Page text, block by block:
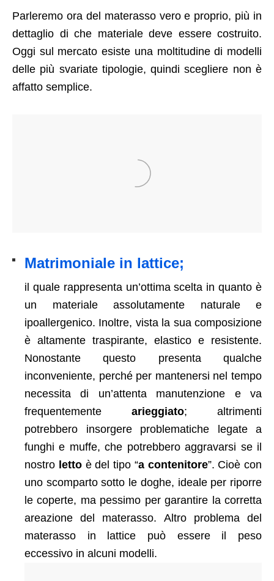
Parleremo ora del materasso vero e proprio, più in
dettaglio di che materiale deve essere costruito.
Oggi sul mercato esiste una moltitudine di modelli
delle più svariate tipologie, quindi scegliere non è
affatto semplice.
Matrimoniale in lattice;
il quale rappresenta un’ottima scelta in quanto è
un materiale assolutamente naturale e
ipoallergenico. Inoltre, vista la sua composizione
è altamente traspirante, elastico e resistente.
Nonostante questo presenta qualche
inconveniente, perché per mantenersi nel tempo
necessita di un’attenta manutenzione e va
frequentemente arieggiato; altrimenti
potrebbero insorgere problematiche legate a
funghi e muffe, che potrebbero aggravarsi se il
nostro lettoè del tipo “a contenitore”. Cioè con
uno scomparto sotto le doghe, ideale per riporre
le coperte, ma pessimo per garantire la corretta
areazione del materasso. Altro problema del
materasso in lattice può essere il peso
eccessivo in alcuni modelli.